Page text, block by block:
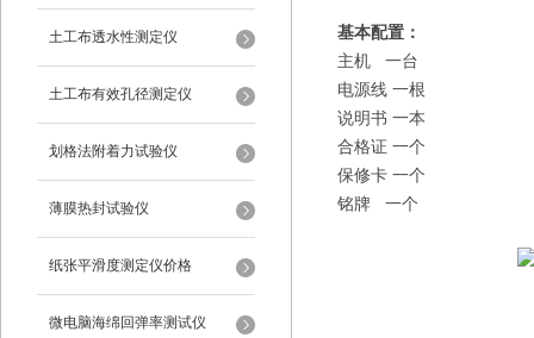
土工布透水性测定仪
土工布有效孔径测定仪
划格法附着力试验仪
薄膜热封试验仪
纸张平滑度测定仪价格
微电脑海绵回弹率测试仪
基本配置：
主机
一台
电源线 一根
说明书 一本
合格证 一个
保修卡 一个
铭牌
一个